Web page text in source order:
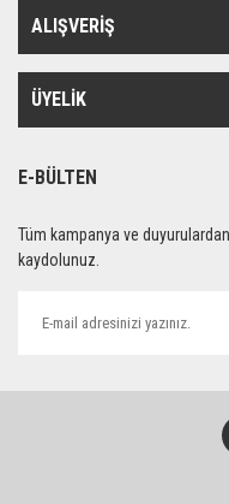
ALIŞVERİŞ
ÜYELİK
E-BÜLTEN
Tüm kampanya ve
kaydolunuz.